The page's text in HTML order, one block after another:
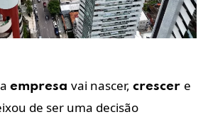
empresa vai nascer, crescer e
de ser uma decisão